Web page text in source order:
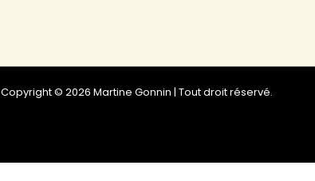
Copyright © 2026 Martine Gonnin | Tout droit réservé.